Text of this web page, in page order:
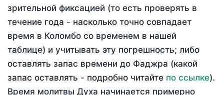
зрительной фиксацией (то есть проверять в
течение года - насколько точно совпадает
время в Коломбо со временем в нашей
таблице) и учитывать эту погрешность; либо
оставлять запас времени до Фаджра (какой
запас оставлять - подробно читайте по ссылке).
Время молитвы Духа начинается примерно